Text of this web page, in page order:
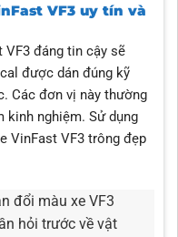
VF3 uy tín và
đáng tin cậy sẽ
được dán đúng kỹ
Các đơn vị này thường
kinh nghiệm. Sử dụng
VinFast VF3 trông đẹp
đổi màu xe VF3
hỏi trước về vật